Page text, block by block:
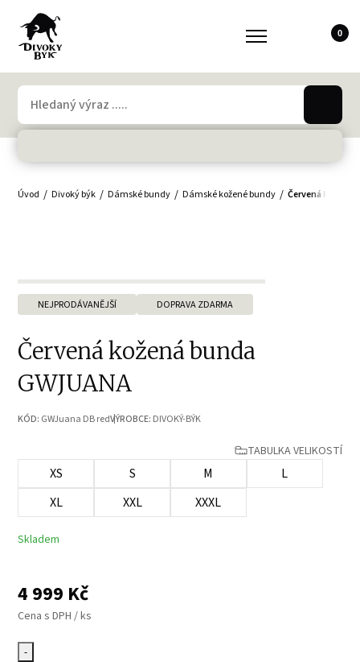
0
Úvod Divoký býk Dámské bundy Dámské kožené bundy Červená kožená
NEJPRODÁVANĚJŠÍ DOPRAVA ZDARMA
Červená kožená bunda
GWJUANA
KÓD: GWJuana DB redVÝROBCE: DIVOKÝ-BÝK
TABULKA VELIKOSTÍ
XS S M
L
XL
XXL XXXL
Skladem
4 999 Kč
Cena s DPH / ks
-